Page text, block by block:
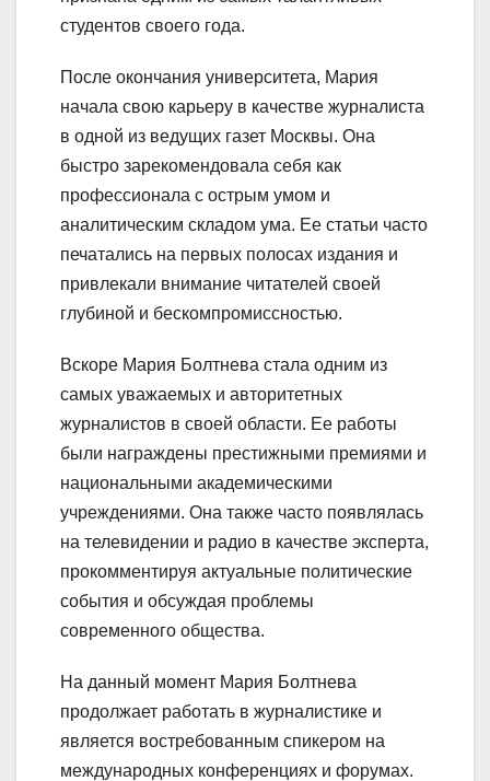
студентов своего года.
После окончания университета, Мария
начала свою карьеру в качестве журналиста
в одной из ведущих газет Москвы. Она
быстро зарекомендовала себя как
профессионала с острым умом и
аналитическим складом ума. Ее статьи часто
печатались на первых полосах издания и
привлекали внимание читателей своей
глубиной и бескомпромиссностью.
Вскоре Мария Болтнева стала одним из
самых уважаемых и авторитетных
журналистов в своей области. Ее работы
были награждены престижными премиями и
национальными академическими
учреждениями. Она также часто появлялась
на телевидении и радио в качестве эксперта,
прокомментируя актуальные политические
события и обсуждая проблемы
современного общества.
На данный момент Мария Болтнева
продолжает работать в журналистике и
является востребованным спикером на
международных конференциях и форумах.